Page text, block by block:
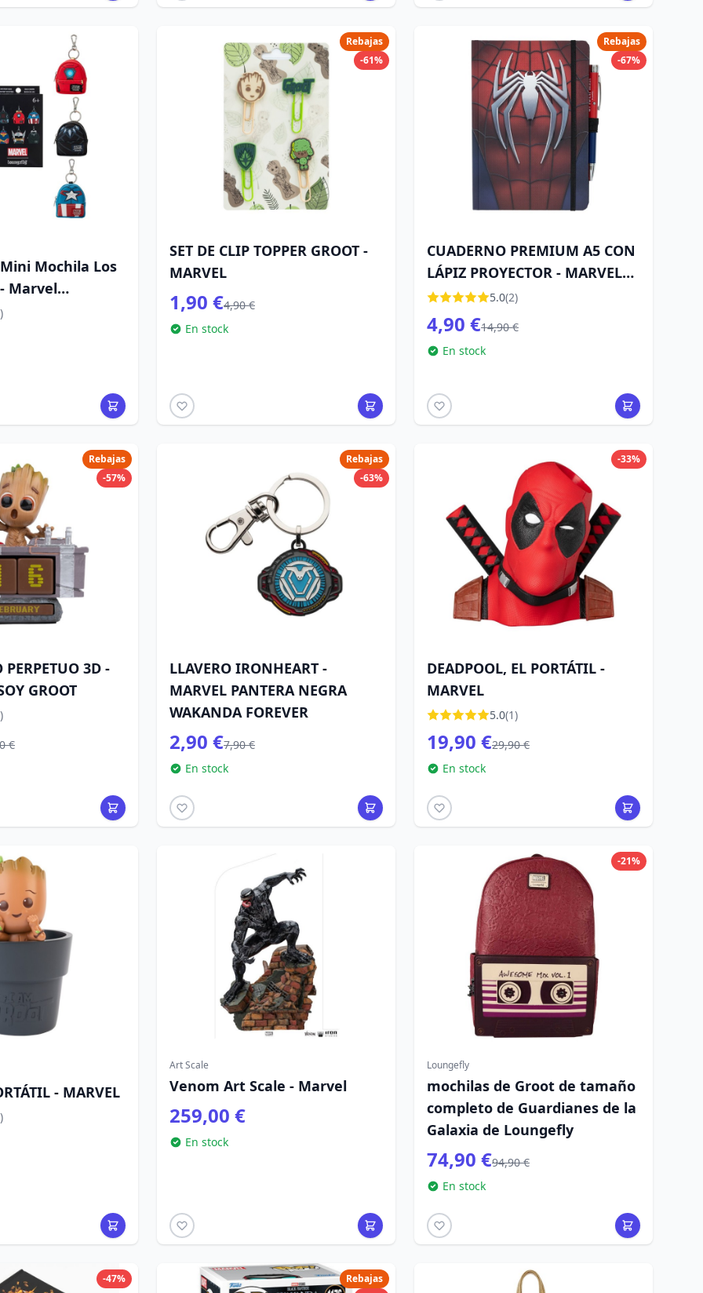
Mochila Los
Marvel
Rebajas
-61%
SET DE CLIP TOPPER GROOT -
MARVEL
1,90 €4,90 €
En stock
Rebajas
-67%
CUADERNO PREMIUM A5 CON
LÁPIZ PROYECTOR - MARVEL
SPIDERMAN
5.0(2)
4,90 €14,90 €
En stock
Rebajas
-57%
PERPETUO 3D -
GROOT
€
Rebajas
-63%
LLAVERO IRONHEART -
MARVEL PANTERA NEGRA
WAKANDA FOREVER
2,90 €7,90 €
En stock
-33%
DEADPOOL, EL PORTÁTIL -
MARVEL
5.0(1)
19,90 €29,90 €
En stock
- MARVEL
Art Scale
Venom Art Scale - Marvel
259,00 €
En stock
-21%
Loungefly
mochilas de Groot de tamaño
completo de Guardianes de la
Galaxia de Loungefly
74,90 €94,90 €
En stock
-47%
Rebajas